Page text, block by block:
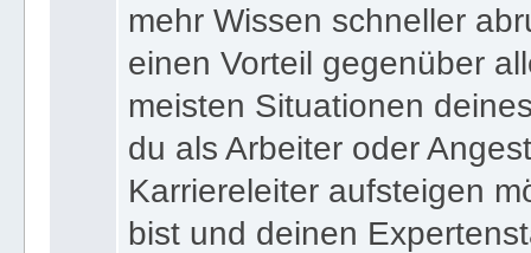
mehr Wissen schneller
einen Vorteil gegenüber
meisten Situationen
du als Arbeiter oder
Karriereleiter aufsteigen
bist und deinen